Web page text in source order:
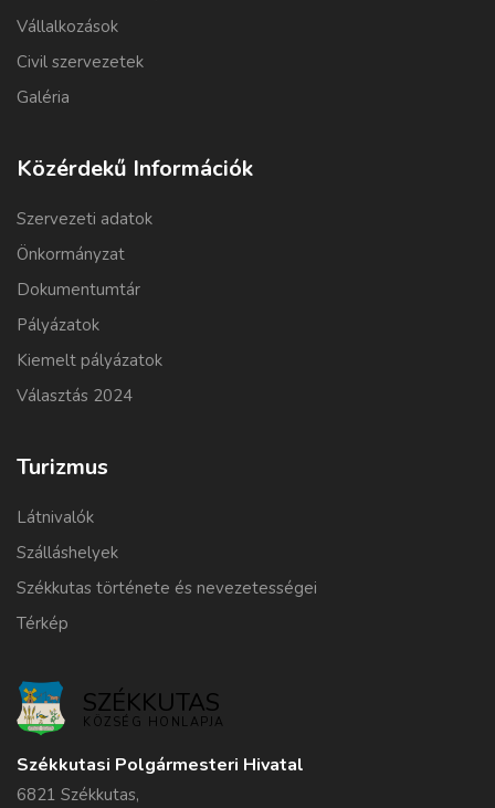
Vállalkozások
Civil szervezetek
Galéria
Közérdekű Információk
Szervezeti adatok
Önkormányzat
Dokumentumtár
Pályázatok
Kiemelt pályázatok
Választás 2024
Turizmus
Látnivalók
Szálláshelyek
Székkutas története és nevezetességei
Térkép
SZÉKKUTAS
KÖZSÉG HONLAPJA
Székkutasi Polgármesteri Hivatal
6821 Székkutas,